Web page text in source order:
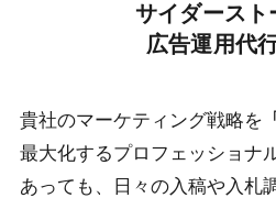
サイダースト
広告運用代
貴社のマーケティング戦略を
最大化するプロフェッショナ
あっても、日々の入稿や入札